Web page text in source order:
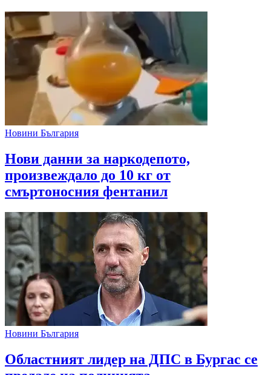
Новини България
Нови данни за наркодепото,
произвеждало до 10 кг от
смъртоносния фентанил
Новини България
Областният лидер на ДПС в Бургас се